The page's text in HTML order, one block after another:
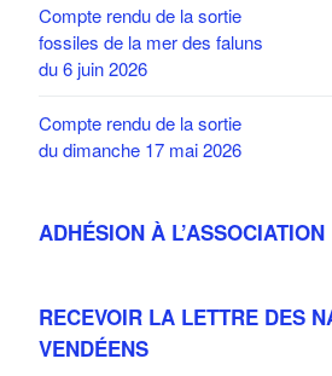
Compte rendu de la sortie
fossiles de la mer des faluns
du 6 juin 2026
Compte rendu de la sortie
du dimanche 17 mai 2026
ADHÉSION À L’ASSOCIATION
RECEVOIR LA LETTRE DES
VENDÉENS